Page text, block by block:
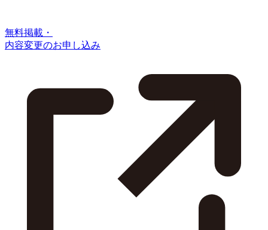
無料掲載・
内容変更のお申し込み